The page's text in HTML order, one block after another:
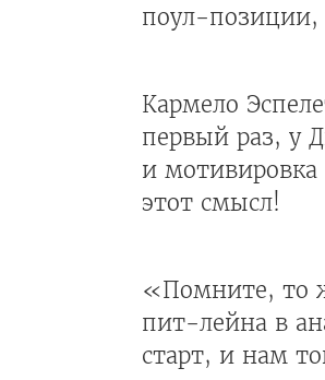
поул-позиции,
Кармело
первый раз, у
и
этот смысл!
«Помните, то
пит-лейна в
старт, и нам